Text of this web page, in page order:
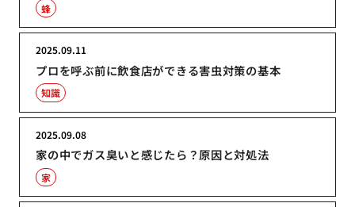
蜂
プロを呼ぶ前に飲食店ができる害虫対策の基本
2025.09.11
知識
家の中でガス臭いと感じたら？原因と対処法
2025.09.08
家